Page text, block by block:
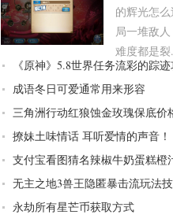
的辉光怎么
局一堆敌
难度都是裂
《原神》5.8世界任务流彩的踪
成语冬日可爱通常用来形容
三角洲行动红狼蚀金玫瑰保底价
撩妹土味情话 耳听爱情的声音！
支付宝看图猜名辣椒牛奶蛋糕橙
案分享
无主之地3兽王隐匿暴击流玩法
永劫所有星芒币获取方式